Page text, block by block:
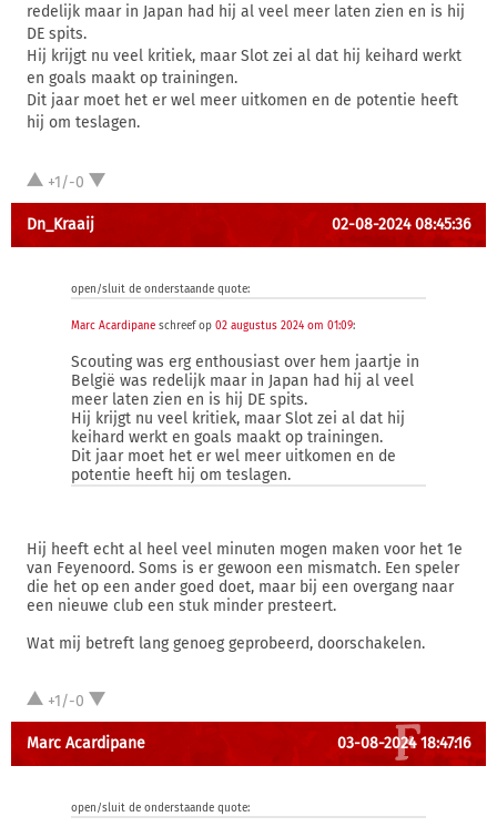
redelijk maar in Japan had hij al veel meer laten zien en is hij
DE spits.
Hij krijgt nu veel kritiek, maar Slot zei al dat hij keihard werkt
en goals maakt op trainingen.
Dit jaar moet het er wel meer uitkomen en de potentie heeft
hij om teslagen.
+1/-0
Dn_Kraaij 02-08-2024 08:45:36
open/sluit de onderstaande quote:
Marc Acardipane schreef op 02 augustus 2024 om 01:09:
Scouting was erg enthousiast over hem jaartje in
België was redelijk maar in Japan had hij al veel
meer laten zien en is hij DE spits.
Hij krijgt nu veel kritiek, maar Slot zei al dat hij
keihard werkt en goals maakt op trainingen.
Dit jaar moet het er wel meer uitkomen en de
potentie heeft hij om teslagen.
Hij heeft echt al heel veel minuten mogen maken voor het 1e
van Feyenoord. Soms is er gewoon een mismatch. Een speler
die het op een ander goed doet, maar bij een overgang naar
een nieuwe club een stuk minder presteert.
Wat mij betreft lang genoeg geprobeerd, doorschakelen.
+1/-0
Marc Acardipane 03-08-2024 18:47:16
open/sluit de onderstaande quote: